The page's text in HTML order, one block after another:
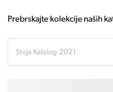
Prebrskajte kolekcije naših
Stoja Katalog 2021